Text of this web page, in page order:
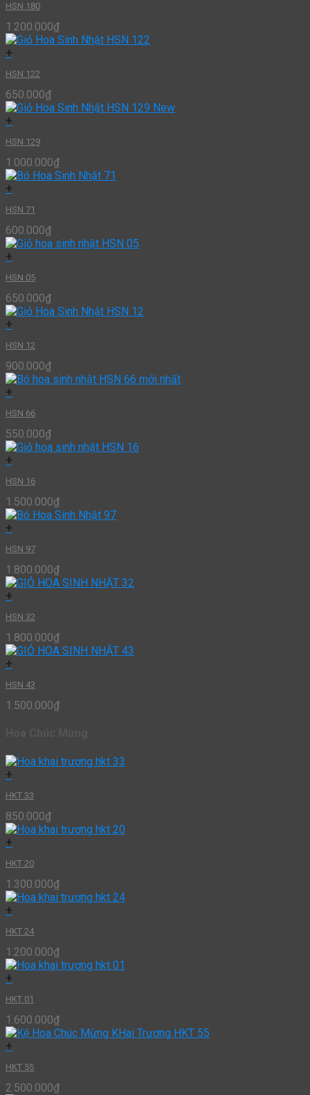
HSN 180
1.200.000₫
+
HSN 122
650.000₫
+
HSN 129
1.000.000₫
+
HSN 71
600.000₫
+
HSN 05
650.000₫
+
HSN 12
900.000₫
+
HSN 66
550.000₫
+
HSN 16
1.500.000₫
+
HSN 97
1.800.000₫
+
HSN 32
1.800.000₫
+
HSN 43
1.500.000₫
+
HKT 33
850.000₫
+
HKT 20
1.300.000₫
+
HKT 24
1.200.000₫
+
HKT 01
1.600.000₫
+
HKT 55
2.500.000₫